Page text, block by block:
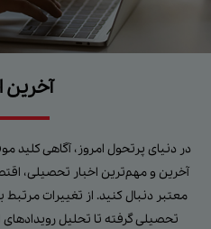
آخرین
در دنیای پرتحول امروز، آگاهی
آخرین و مهم‌ترین اخبار تحصیلی،
معتبر دنبال کنید. از تغییرات
تحصیلی گرفته تا تحلیل